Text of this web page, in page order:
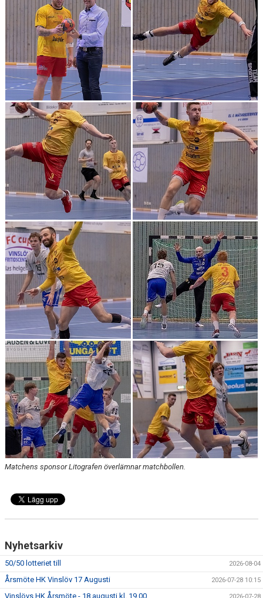
MATCHER
LÄNKAR
BLI MEDLEM!
VFC CUPEN
VHK SOCIALA MEDIER
TEAM 500
HERRARNAS RESULTAT & TABELL
DAMERNAS RESULTAT & TABELL
Matchens sponsor Litografen överlämnar matchbollen.
Nyhetsarkiv
50/50 lotteriet till 2026-08-04
Årsmöte HK Vinslöv 17 Augusti 2026-07-28 10:15
Vinslövs HK Årsmöte - 18 augusti kl. 19.00